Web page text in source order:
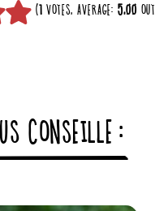
(1VOTES, AVERAGE: 5,00 OUT
CONSEILLE :